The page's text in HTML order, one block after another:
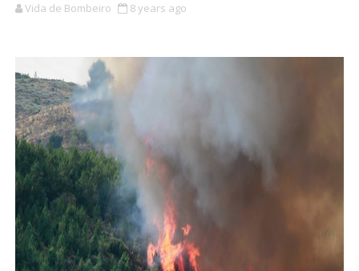
Vida de Bombeiro 8 years ago